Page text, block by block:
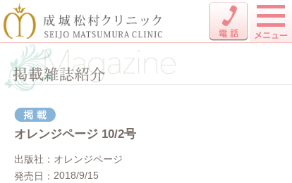
オレンジページ 10/2号
出版社
オレンジページ
発売日
2018/9/15